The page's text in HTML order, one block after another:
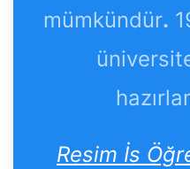
mümkündür.
Resim İs